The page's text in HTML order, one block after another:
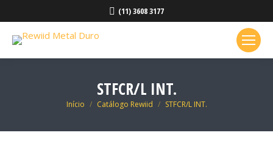
(11) 3608 3177
STFCR/L INT.
Você está aqui:
Início Catálogo Rewiid STFCR/L INT.